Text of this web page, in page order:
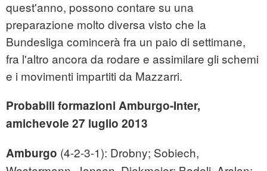
quest'anno, possono contare su una
preparazione molto diversa visto che la
Bundesliga comincerà fra un paio di settimane,
fra l'altro ancora da rodare e assimilare gli schemi
e i movimenti impartiti da Mazzarri.
Probabili formazioni Amburgo-Inter,
amichevole 27 luglio 2013
Amburgo (4-2-3-1): Drobny; Sobiech,